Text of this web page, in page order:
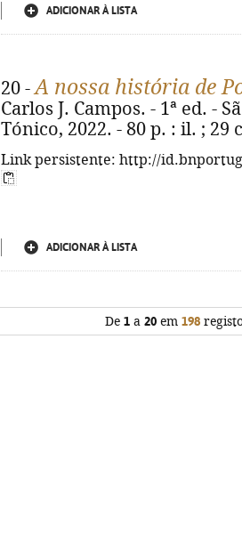
ADICIONAR À LISTA
20 -A nossa história de
Carlos J. Campos. - 1ª ed. -
Tónico, 2022. - 80 p. : il. ; 29
Link persistente: http://
ADICIONAR À LISTA
De 1 a 20 em 198